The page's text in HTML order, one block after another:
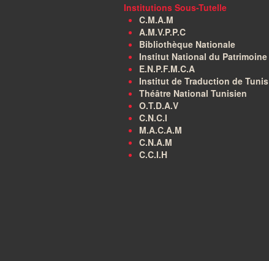
Institutions Sous-Tutelle
C.M.A.M
A.M.V.P.P.C
Bibliothèque Nationale
Institut National du Patrimoine
E.N.P.F.M.C.A
Institut de Traduction de Tunis
Théâtre National Tunisien
O.T.D.A.V
C.N.C.I
M.A.C.A.M
C.N.A.M
C.C.I.H